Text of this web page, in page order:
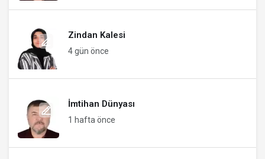
Zindan Kalesi
4 gün önce
İmtihan Dünyası
1 hafta önce